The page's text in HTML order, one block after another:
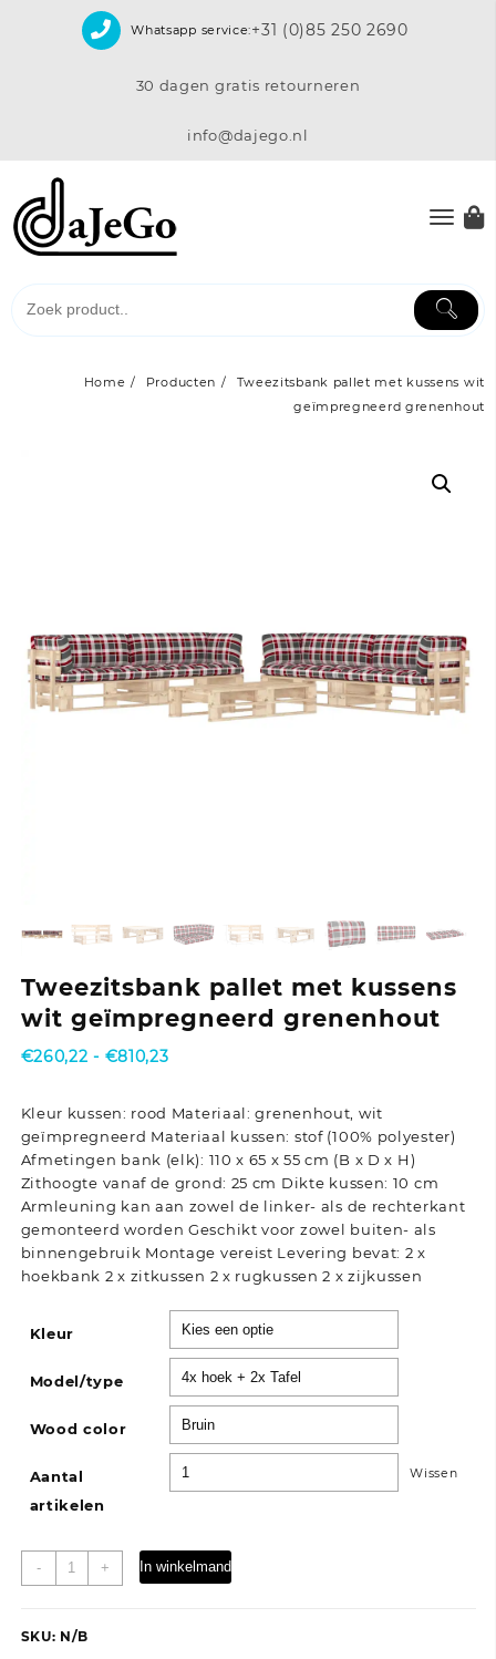
Whatsapp service:+31 (0)85 250 2690
30 dagen gratis retourneren
info@dajego.nl
Home Producten
Tweezitsbank pallet met kussens wit
geïmpregneerd grenenhout
Tweezitsbank pallet met kussens
wit geïmpregneerd grenenhout
€260,22 - €810,23Prijsklasse:
€810,23
Kleur kussen: rood Materiaal: grenenhout, wit
geïmpregneerd Materiaal kussen: stof (100% polyester)
Afmetingen bank (elk): 110 x 65 x 55 cm (B x D x H)
Zithoogte vanaf de grond: 25 cm Dikte kussen: 10 cm
Armleuning kan aan zowel de linker- als de rechterkant
gemonteerd worden Geschikt voor zowel buiten- als
binnengebruik Montage vereist Levering bevat: 2 x
hoekbank 2 x zitkussen 2 x rugkussen 2 x zijkussen
Kleur
Model/type
Wood color
Aantal
artikelen
Wissen
-
Tweezitsbank
pallet
kussens
+ In winkelmand
SKU: N/B